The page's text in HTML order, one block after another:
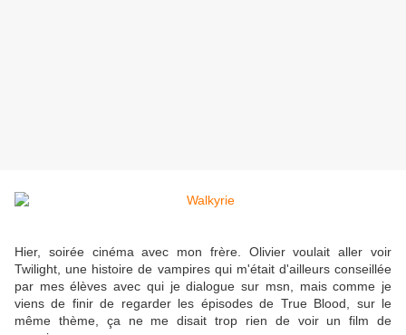
Hier, soirée cinéma avec mon frère. Olivier voulait aller voir
Twilight, une histoire de vampires qui m'était d'ailleurs conseillée
par mes élèves avec qui je dialogue sur msn, mais comme je
viens de finir de regarder les épisodes de True Blood, sur le
même thème, ça ne me disait trop rien de voir un film de